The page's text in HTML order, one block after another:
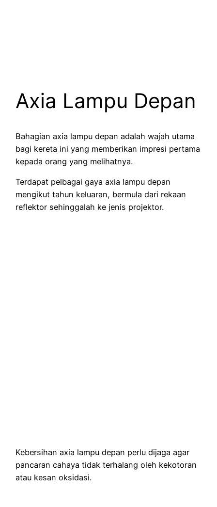
Axia Lampu Depan
Bahagian axia lampu depan adalah wajah utama
bagi kereta ini yang memberikan impresi pertama
kepada orang yang melihatnya.
Terdapat pelbagai gaya axia lampu depan
mengikut tahun keluaran, bermula dari rekaan
reflektor sehinggalah ke jenis projektor.
Kebersihan axia lampu depan perlu dijaga agar
pancaran cahaya tidak terhalang oleh kekotoran
atau kesan oksidasi.